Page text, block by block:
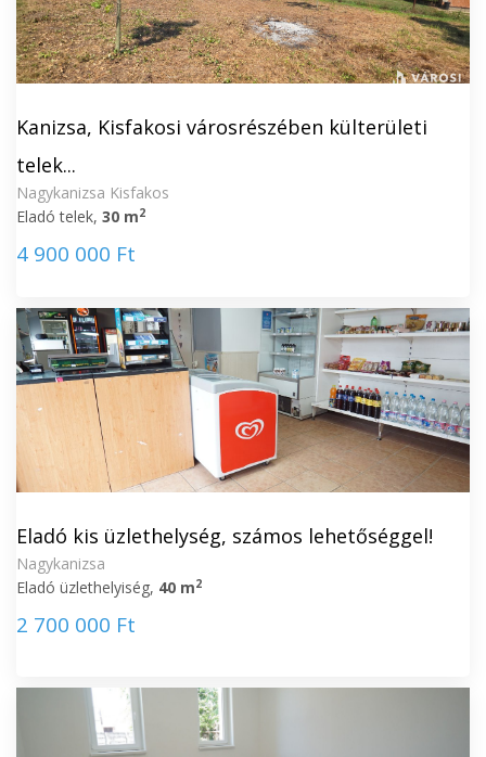
Kanizsa, Kisfakosi városrészében külterületi
telek...
Nagykanizsa Kisfakos
Eladó telek, 30 m2
4 900 000 Ft
Eladó kis üzlethelység, számos lehetőséggel!
Nagykanizsa
Eladó üzlethelyiség, 40 m2
2 700 000 Ft